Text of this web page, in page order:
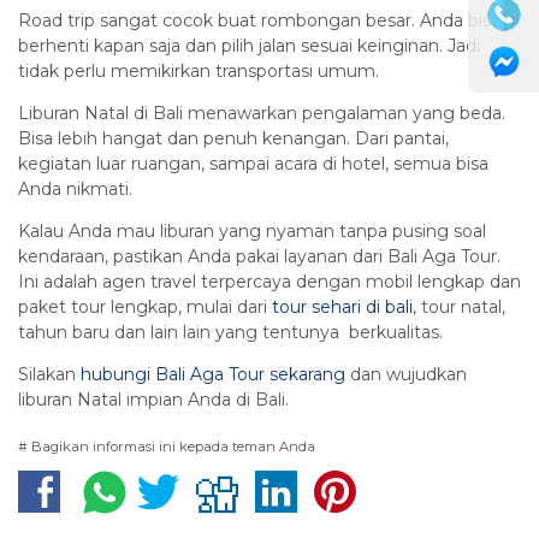
Road trip sangat cocok buat rombongan besar. Anda bisa
berhenti kapan saja dan pilih jalan sesuai keinginan. Jadi
tidak perlu memikirkan transportasi umum.
Liburan Natal di Bali menawarkan pengalaman yang beda.
Bisa lebih hangat dan penuh kenangan. Dari pantai,
kegiatan luar ruangan, sampai acara di hotel, semua bisa
Anda nikmati.
Kalau Anda mau liburan yang nyaman tanpa pusing soal
kendaraan, pastikan Anda pakai layanan dari Bali Aga Tour.
Ini adalah agen travel terpercaya dengan mobil lengkap dan
paket tour lengkap, mulai dari tour sehari di bali, tour natal,
tahun baru dan lain lain yang tentunya berkualitas.
Silakan hubungi Bali Aga Tour sekarang dan wujudkan
liburan Natal impian Anda di Bali.
# Bagikan informasi ini kepada teman Anda